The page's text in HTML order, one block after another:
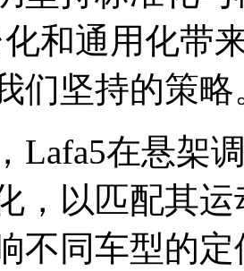
和通用化带
们坚持的策略
Lafa5在悬架
，以匹配其
不同车型的